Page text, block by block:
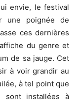
envie, le festival
une poignée de
ces dernières
du genre et
de sa jauge. Cet
à voir grandir au
à tel point que
sont installées à